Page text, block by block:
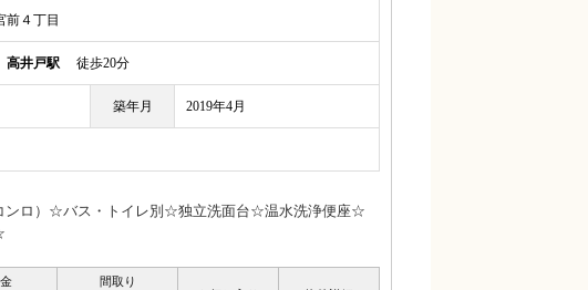
前４丁目
高井戸駅 徒歩20分
築年月 2019年4月
ンロ）☆バス・トイレ別☆独立洗面台☆温水洗浄便座☆
間取り